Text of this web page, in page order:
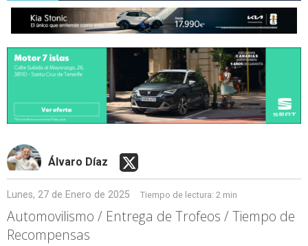
Brito y Carlos A. Pérez hacen suya la victoria en la 47 Subida
a Barlovento
Álvaro Díaz
Lunes, 27 de Enero de 2025 Tiempo de lectura: 2 min
Automovilismo / Entrega de Trofeos / Tiempo de
Recompensas